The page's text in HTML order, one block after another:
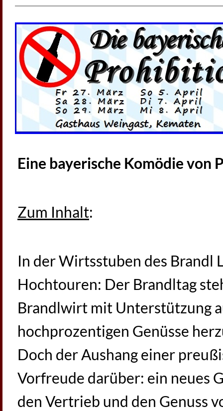
Eine bayerische Komödie
Zum Inhalt:
In der Wirtsstuben des Brandl
Hochtouren: Der Brandltag
Brandlwirt mit Unterstützung
hochprozentigen Genüsse
Doch der Aushang einer
Vorfreude darüber: ein neues
den Vertrieb und den Genuss